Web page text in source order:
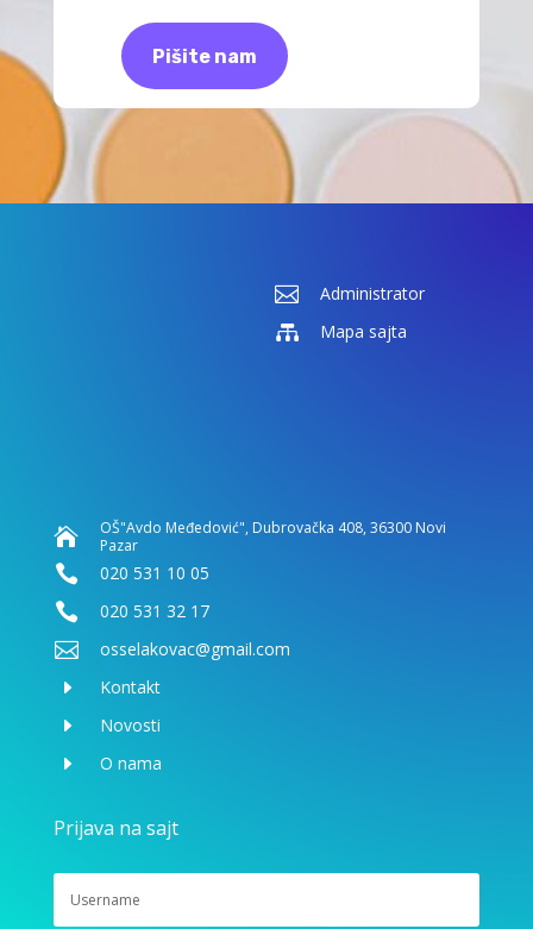
Pišite nam
 Administrator
 Mapa sajta

OŠ"Avdo Međedović", Dubrovačka 408, 36300 Novi
Pazar
 020 531 10 05
 020 531 32 17
 osselakovac@gmail.com
E Kontakt
E Novosti
E O nama
Prijava na sajt